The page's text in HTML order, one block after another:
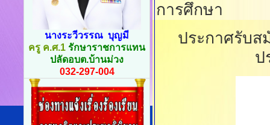
การศึกษา
ประกาศรับ
ป
นางระวีวรรณ บุญมี
ครู ค.ศ.1 รักษาราชการแทน
ปลัดอบต.บ้านม่วง
032-297-004